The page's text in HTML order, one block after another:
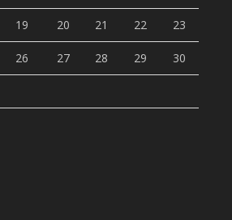
19 20 21 22 23
26 27 28 29 30